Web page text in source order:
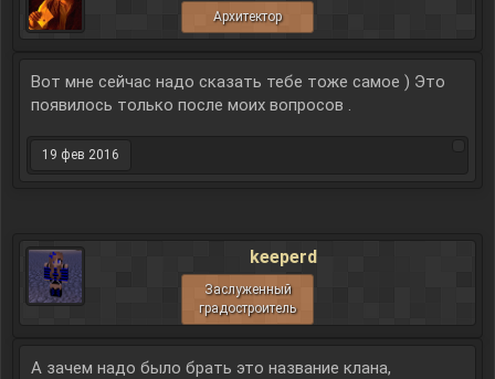
Архитектор
Вот мне сейчас надо сказать тебе тоже самое ) Это
появилось только после моих вопросов .
19 фев 2016
keeperd
Заслуженный
градостроитель
А зачем надо было брать это название клана,